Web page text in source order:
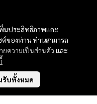
พิ่มประสิทธิภาพและ
ต์ของท่าน ท่านสามารถ
ยความเป็นส่วนตัว และ
รับทั้งหมด